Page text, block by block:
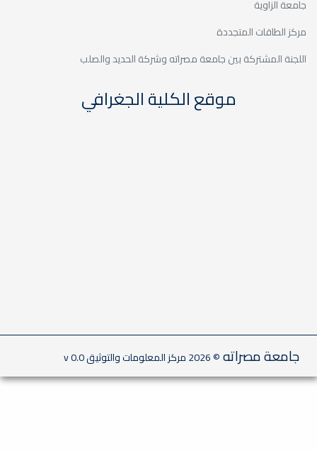
المتجددة
بين جامعة مصراته وشركة الحديد والصلب
موقع الكلية الجغرافي
© 2026 مركز المعلومات والتوثيق v 0.0